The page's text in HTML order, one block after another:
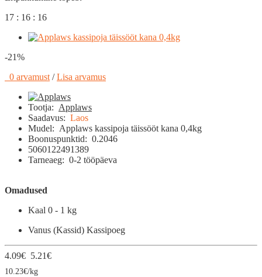
17 : 16 : 15
-21%
0 arvamust / Lisa arvamus
Tootja: Applaws
Saadavus: Laos
Mudel: Applaws kassipoja täissööt kana 0,4kg
Boonuspunktid: 0.2046
5060122491389
Tarneaeg: 0-2 tööpäeva
Omadused
Kaal 0 - 1 kg
Vanus (Kassid) Kassipoeg
4.09€ 5.21€
10.23€/kg